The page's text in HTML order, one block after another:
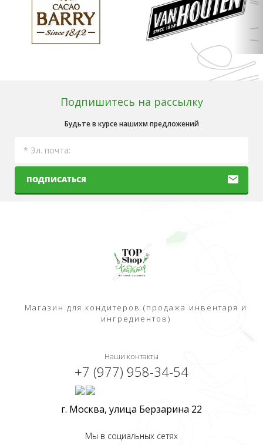
Подпишитесь на рассылку
Будьте в курсе нашихм предложений
ПОДПИСАТЬСЯ
Магазин для кондитеров (продажа инвентаря и
ингредиентов)
Наши контакты
+7 (977) 958-34-54
г. Москва, улица Берзарина 22
Мы в социальных сетях